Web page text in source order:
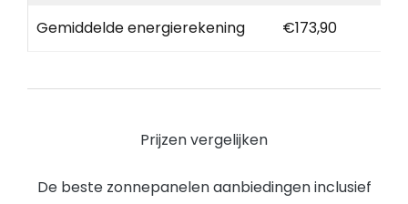
Gemiddelde energierekening €173,90
Prijzen vergelijken
De beste zonnepanelen aanbiedingen inclusief